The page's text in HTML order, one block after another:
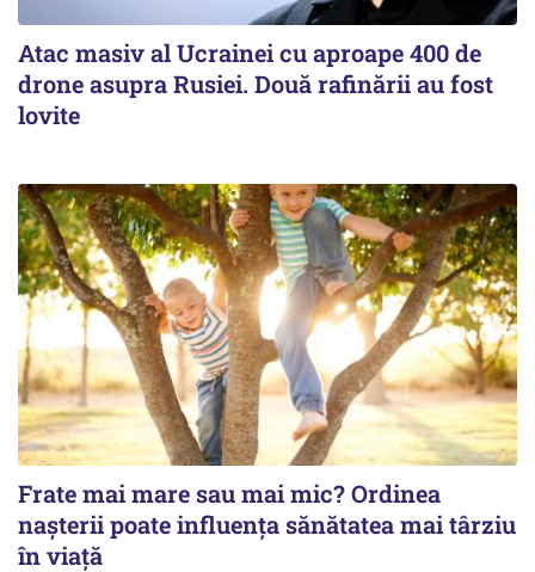
Atac masiv al Ucrainei cu aproape 400 de
drone asupra Rusiei. Două rafinării au fost
lovite
Frate mai mare sau mai mic? Ordinea
nașterii poate influența sănătatea mai târziu
în viață